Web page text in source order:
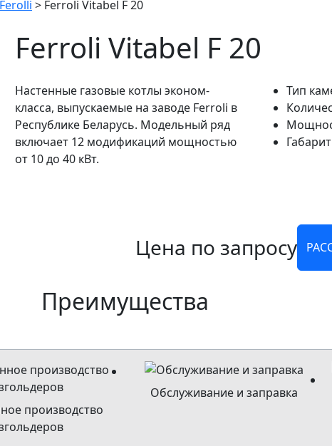
> Ferroli Vitabel F 20
Ferroli Vitabel F 20
Настенные газовые котлы эконом-
класса, выпускаемые на заводе Ferroli в
Республике Беларусь. Модельный ряд
включает 12 модификаций мощностью
от 10 до 40 кВт.
Тип
Цена по запросу
Преимущества
производство
Обслуживание и заправка